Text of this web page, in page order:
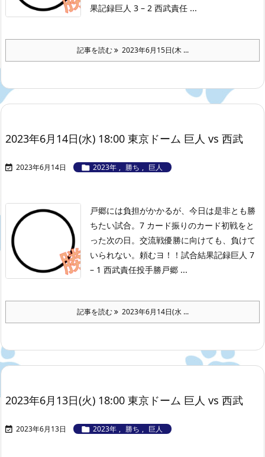
果記録巨人 3 – 2 西武責任 ...
記事を読む 2023年6月15日(木 ...
2023年6月14日(水) 18:00 東京ドーム 巨人 vs 西武
 2023年6月14日  2023年 , 勝ち , 巨人
戸郷には負担がかかるが、今日は是非とも勝
ちたい試合。7 カード振りのカード初戦をと
った次の日。交流戦優勝に向けても、負けて
いられない。頼むヨ！！ 試合結果記録巨人 7
– 1 西武責任投手勝戸郷 ...
記事を読む 2023年6月14日(水 ...
2023年6月13日(火) 18:00 東京ドーム 巨人 vs 西武
 2023年6月13日  2023年 , 勝ち , 巨人